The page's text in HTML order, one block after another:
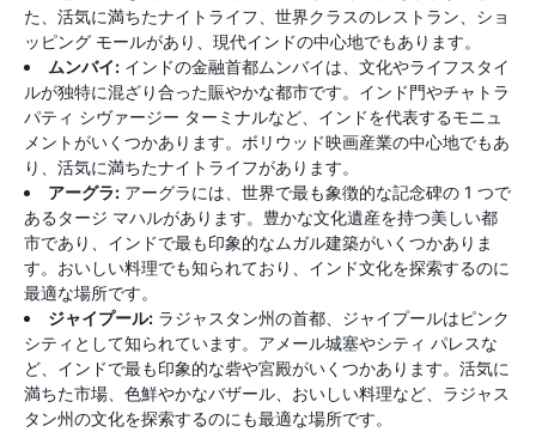
た、活気に満ちたナイトライフ、世界クラスのレストラン、ショ
ッピング モールがあり、現代インドの中心地でもあります。
ムンバイ: インドの金融首都ムンバイは、文化やライフスタイ
ルが独特に混ざり合った賑やかな都市です。インド門やチャトラ
パティ シヴァージー ターミナルなど、インドを代表するモニュ
メントがいくつかあります。ボリウッド映画産業の中心地でもあ
り、活気に満ちたナイトライフがあります。
アーグラ: アーグラには、世界で最も象徴的な記念碑の 1 つで
あるタージ マハルがあります。豊かな文化遺産を持つ美しい都
市であり、インドで最も印象的なムガル建築がいくつかありま
す。おいしい料理でも知られており、インド文化を探索するのに
最適な場所です。
ジャイプール: ラジャスタン州の首都、ジャイプールはピンク
シティとして知られています。アメール城塞やシティ パレスな
ど、インドで最も印象的な砦や宮殿がいくつかあります。活気に
満ちた市場、色鮮やかなバザール、おいしい料理など、ラジャス
タン州の文化を探索するのにも最適な場所です。